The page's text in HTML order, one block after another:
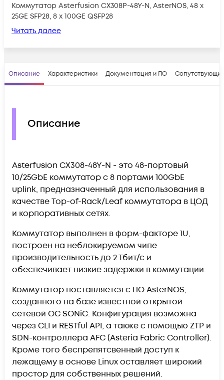
Коммутатор Asterfusion CX308P-48Y-N, AsterNOS, 48 x
25GE SFP28, 8 x 100GE QSFP28
Читать далее
Описание Характеристики Документация и ПО
Описание
Asterfusion CX308-48Y-N - это 48-портовый
10/25GbE коммутатор с 8 портами 100GbE
uplink, предназначенный для использования в
качестве Top-of-Rack/Leaf коммутатора в ЦОД
и корпоративных сетях.
Коммутатор выполнен в форм-факторе 1U,
построен на неблокируемом чипе
производительность до 2 Тбит/с и
обеспечивает низкие задержки в коммутации.
Коммутатор поставляется с ПО AsterNOS,
созданного на базе известной открытой
сетевой ОС SONiC. Конфигурация возможна
через CLI и RESTful API, а также с помощью ZTP и
SDN-контроллера AFC (Asteria Fabric Controller).
Кроме того беспрепятсвенный доступ к
лежащему в основе Linux оставляет широкий
простор для собственных решений.